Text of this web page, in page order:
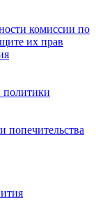
комиссии по
их прав
политики
попечительства